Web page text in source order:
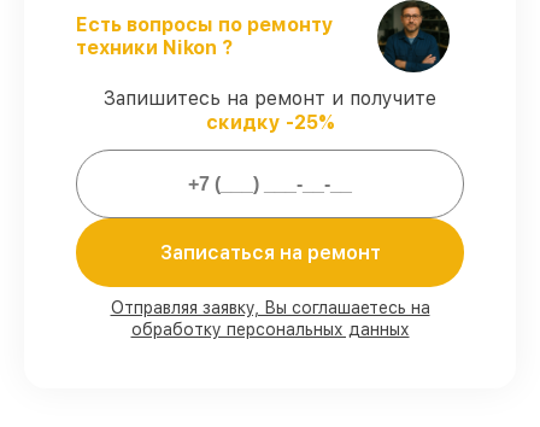
Официальная гарантия
– все
ремонтные услуги и комплектующие
защищены сервисной гарантией.
Мы гарантируем:
присутствии
запчастей Nikon готовы к установке
срочного заказа
Подлинные запчасти Nikon и
Есть вопросы по ремонту
техники Nikon ?
Запишитесь на ремонт и получите
скидку -25%
Записаться на ремонт
Отправляя заявку, Вы соглашаетесь на
обработку персональных данных